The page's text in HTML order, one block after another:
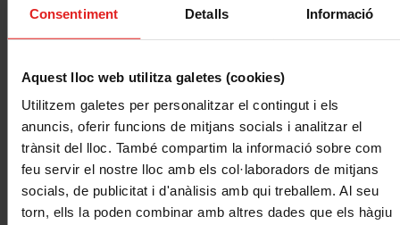
Consentiment Detalls Informació
Aquest lloc web utilitza galetes (cookies)
Utilitzem galetes per personalitzar el contingut i els
anuncis, oferir funcions de mitjans socials i analitzar el
trànsit del lloc. També compartim la informació sobre com
feu servir el nostre lloc amb els col·laboradors de mitjans
socials, de publicitat i d'anàlisis amb qui treballem. Al seu
torn, ells la poden combinar amb altres dades que els hàgiu
a un límit molt peti.
Per tant, comptar ambuna assegurança específica
dubte,la millor opció.
Pot ser unaassegurança individual per a un músic i el/ seu/s
instruments , o una assegurança que cobreixi tots els instruments
d’una banda, orquestra, o una sala de concerts, escola …
Siguis el perfil que siguis, a Mussap disposem de la millor
assegurança d’instruments. Una assegurança quecobreix els